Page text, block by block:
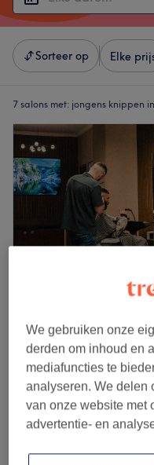
Sorteer op Elke
7 salons met: jongens knippen
Hairmano
4,8
242
Dansaert, Brussel
Étudiant -21 an
30 min
We gebruiken onze
derden om inhoud en
mediafuncties te
analyseren. We delen
van onze website met
advertentie- en